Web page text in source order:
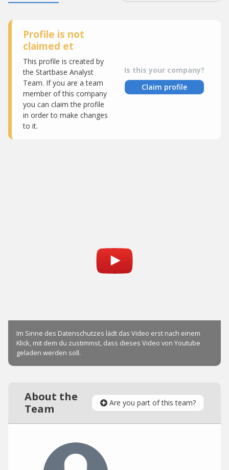
Profile is not
claimed et
This profile is created by
the Startbase Analyst
Team. If you are a team
member of this company
you can claim the profile
in order to make changes
to it.
Is this your company?
Claim profile
About the
Team
Are you part of this team?